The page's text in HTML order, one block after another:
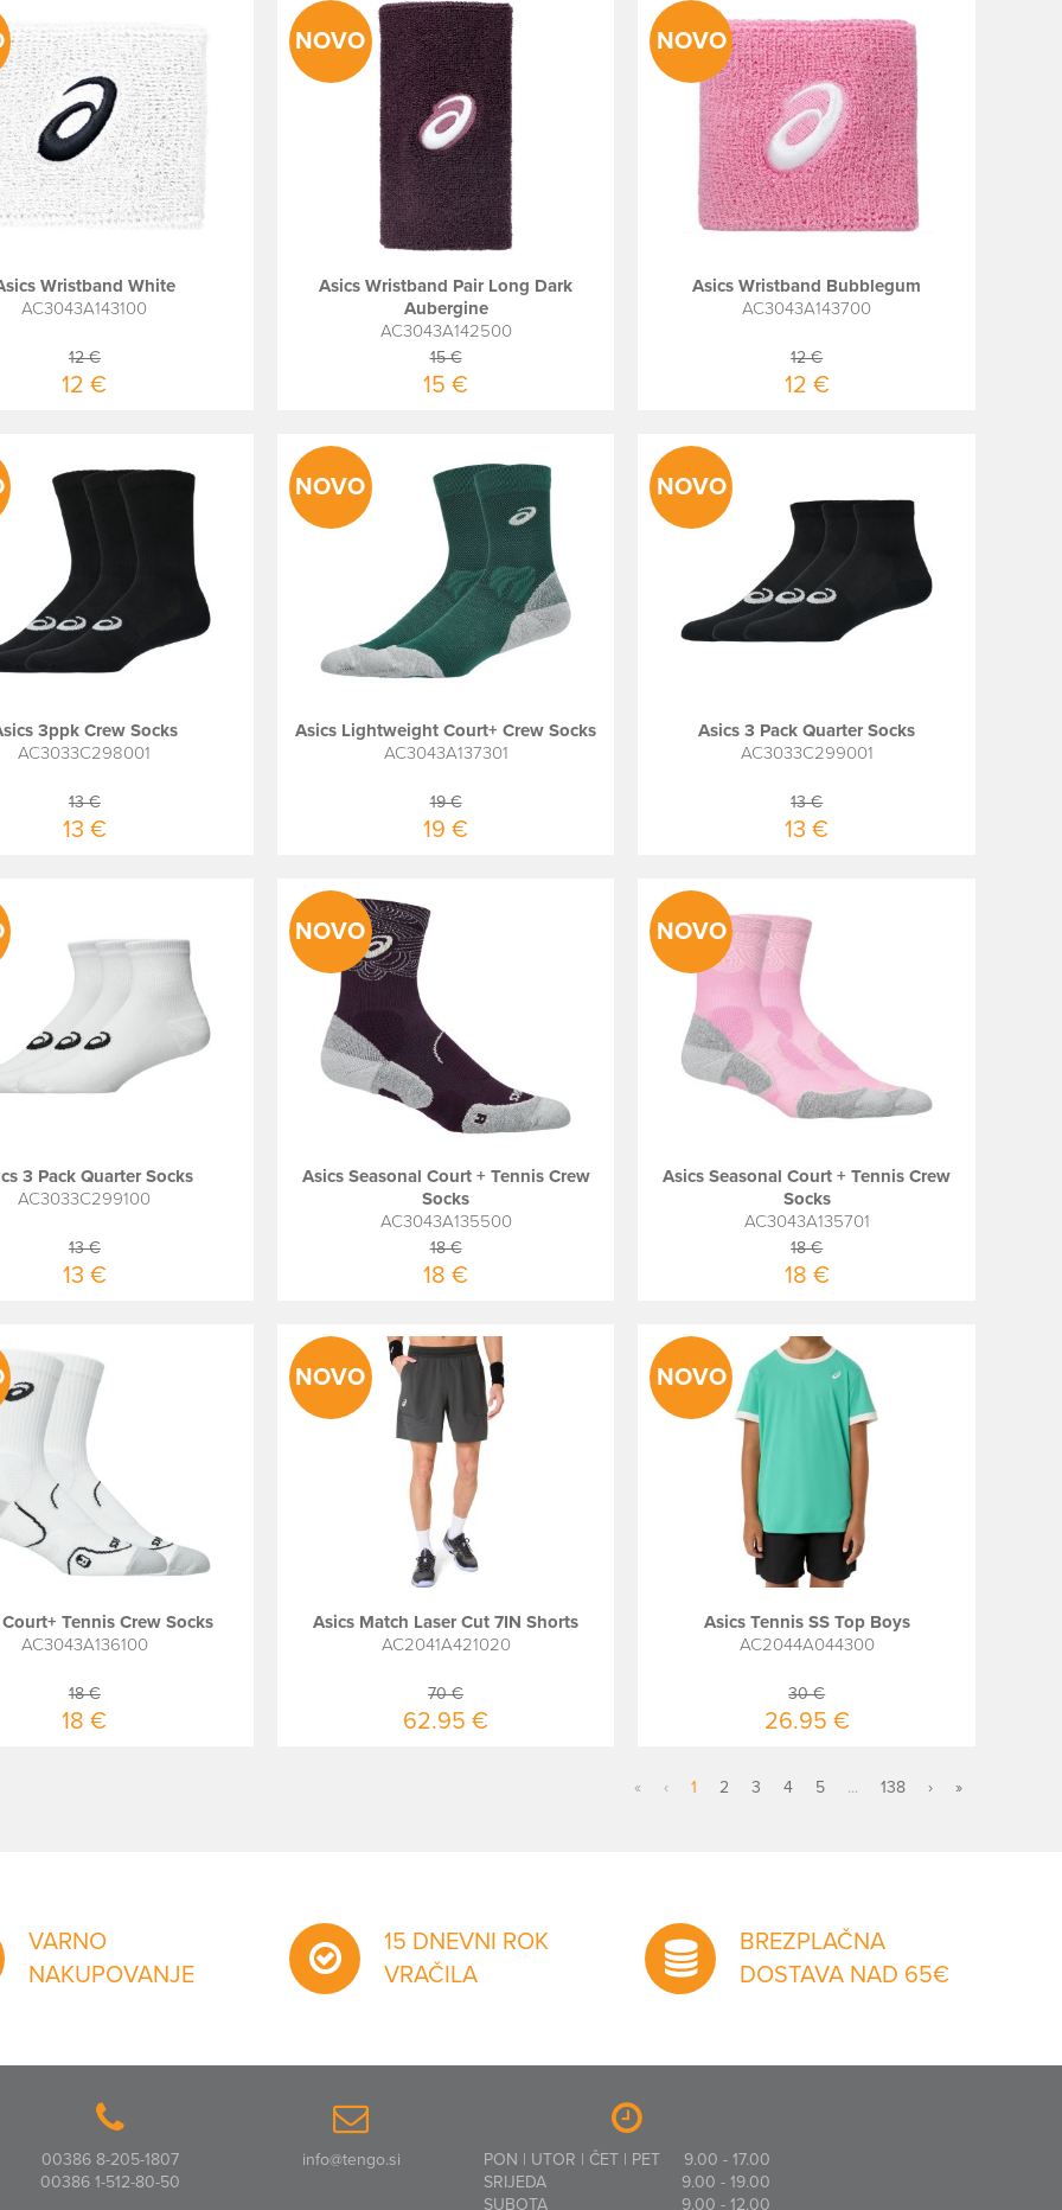
Wristband White
AC3043A143100
12 €
12 €
NOVO
Asics Wristband Pair Long Dark
Aubergine
AC3043A142500
15 €
15 €
NOVO
Asics Wristband Bubblegum
AC3043A143700
12 €
12 €
3ppk Crew Socks
AC3033C298001
13 €
13 €
NOVO
Asics Lightweight Court+ Crew Socks
AC3043A137301
19 €
19 €
NOVO
Asics 3 Pack Quarter Socks
AC3033C299001
13 €
13 €
3 Pack Quarter Socks
AC3033C299100
13 €
13 €
NOVO
Asics Seasonal Court + Tennis Crew
Socks
AC3043A135500
18 €
18 €
NOVO
Asics Seasonal Court + Tennis Crew
Socks
AC3043A135701
18 €
18 €
Tennis Crew Socks
AC3043A136100
18 €
18 €
NOVO
Asics Match Laser Cut 7IN Shorts
AC2041A421020
70 €
62.95 €
NOVO
Asics Tennis SS Top Boys
AC2044A044300
30 €
26.95 €
« ‹ 1 2 3 4 5 ... 138 › »
VARNO
NAKUPOVANJE
15 DNEVNI ROK
VRAČILA
BREZPLAČNA
DOSTAVA NAD 65€
00386 8-205-1807
00386 1-512-80-50
info@tengo.si PON | UTOR | ČET | PET
9.00 - 17.00
SRIJEDA
9.00 - 19.00
SUBOTA
9.00 - 12.00